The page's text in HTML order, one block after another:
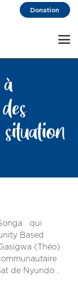
Donation
qui
Based
(Théo)
de Nyundo .